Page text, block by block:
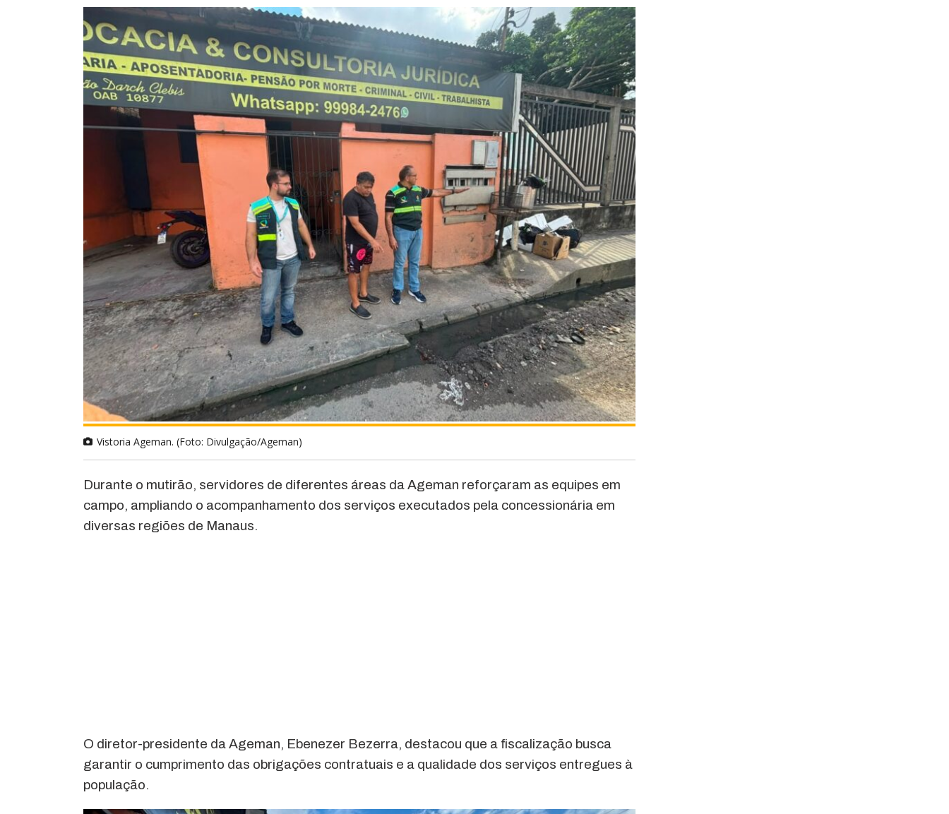
Vistoria Ageman. (Foto: Divulgação/Ageman)
Durante o mutirão, servidores de diferentes áreas da Ageman reforçaram as equipes em
campo, ampliando o acompanhamento dos serviços executados pela concessionária em
diversas regiões de Manaus.
O diretor-presidente da Ageman, Ebenezer Bezerra, destacou que a fiscalização busca
garantir o cumprimento das obrigações contratuais e a qualidade dos serviços entregues à
população.